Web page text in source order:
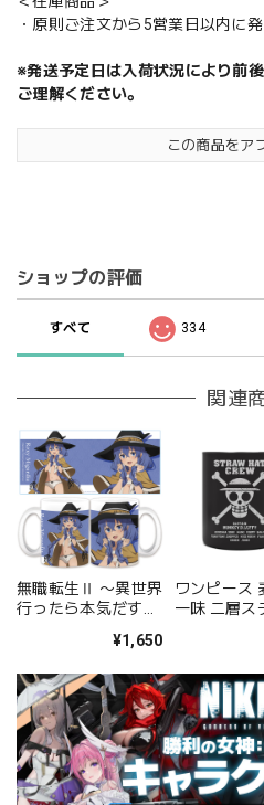
・原則ご注文から5営業日以内に発
※発送予定日は入荷状況により前
ご理解ください。
この商品をア
ショップの評価
すべて 334
関連
無職転生Ⅱ 〜異世界
行ったら本気だす〜
シー・ミグルディ
¥1,650
ワンピース
一味 二層ス